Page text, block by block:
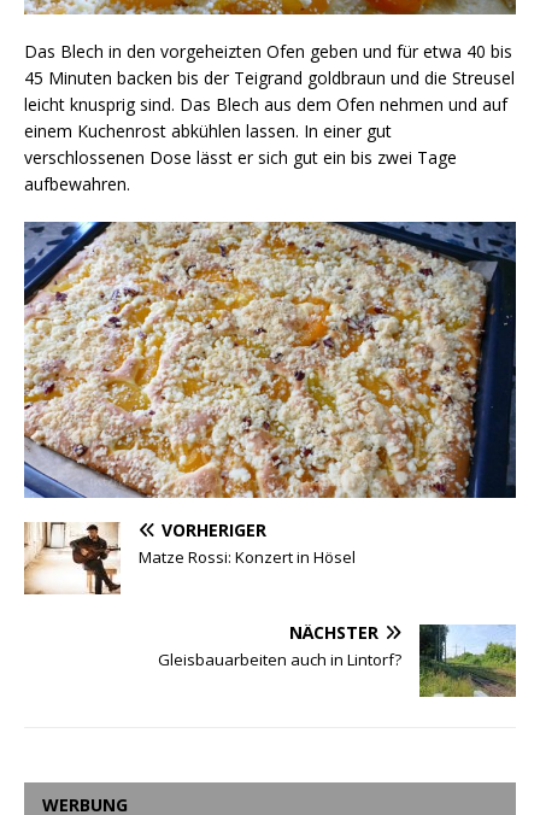
Das Blech in den vorgeheizten Ofen geben und für etwa 40 bis
45 Minuten backen bis der Teigrand goldbraun und die Streusel
leicht knusprig sind. Das Blech aus dem Ofen nehmen und auf
einem Kuchenrost abkühlen lassen. In einer gut
verschlossenen Dose lässt er sich gut ein bis zwei Tage
aufbewahren.
VORHERIGER
Matze Rossi: Konzert in Hösel
NÄCHSTER
Gleisbauarbeiten auch in Lintorf?
WERBUNG